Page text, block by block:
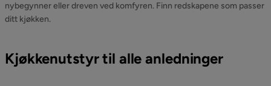
nybegynner eller dreven ved komfyren. Finn redskapene som passer
ditt kjøkken.
Kjøkkenutstyr til alle anledninger